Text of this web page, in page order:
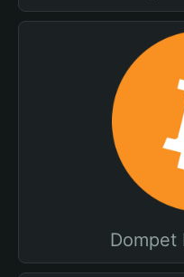
Dompet